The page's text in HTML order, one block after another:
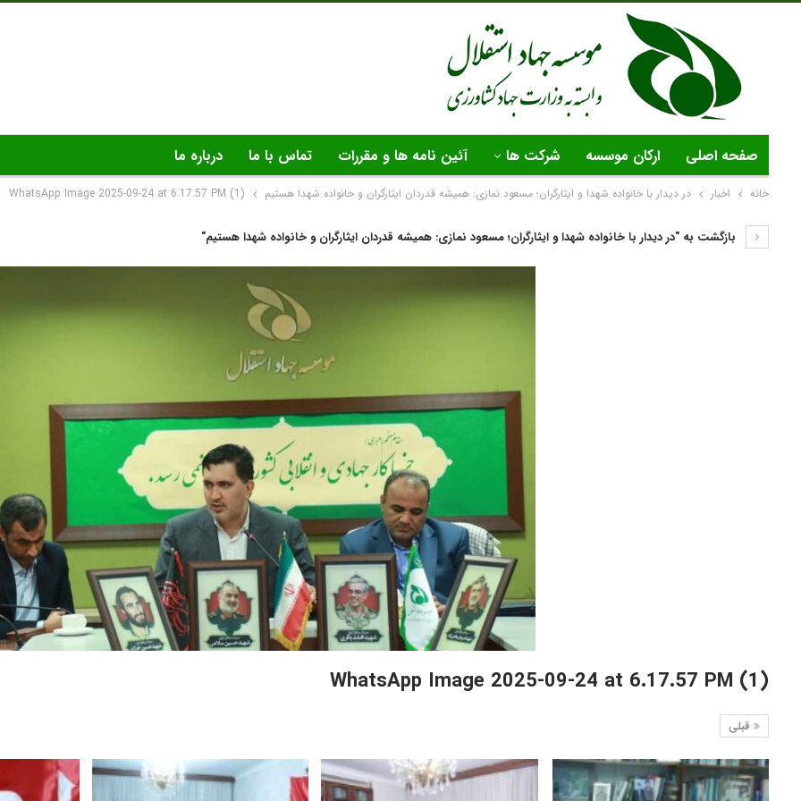
صفحه اصلی ارکان موسسه شرکت ها آئین نامه ها و مقررات تماس با ما درباره ما
خانه اخبار در دیدار با خانواده شهدا و ایثارگران؛ مسعود نمازی: همیشه قدردان ایثارگران و خانواده شهدا هستیم WhatsApp Image 2025-09-24 at 6.17.57 PM (1)
بازگشت به "در دیدار با خانواده شهدا و ایثارگران؛ مسعود نمازی: همیشه قدردان ایثارگران و خانواده شهدا هستیم"
WhatsApp Image 2025-09-24 at 6.17.57 PM (1)
قبلی